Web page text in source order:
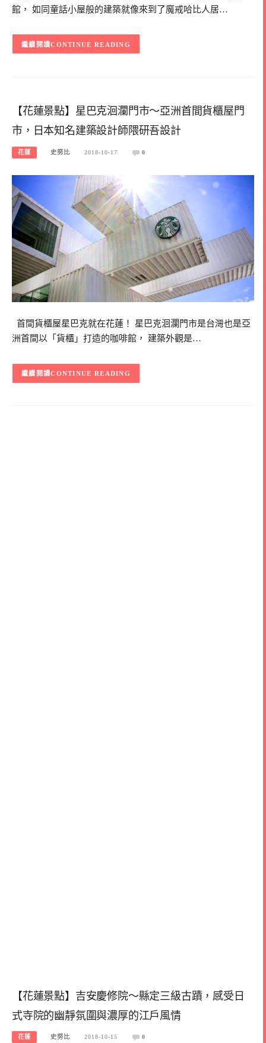
館， 如同童話小屋般的建築就像來到了魔戒哈比人居…
CONTINUE READING
【花蓮景點】星巴克洄瀾門市～亞洲首間貨櫃屋門
市，日本知名建築設計師隈研吾設計
花蓮 史努比 2018-10-17 0
首間貨櫃屋星巴克就在花蓮！ 星巴克洄瀾門市是台灣也是亞
洲首間以「貨櫃」打造的咖啡館， 建築外觀是…
CONTINUE READING
【花蓮景點】吉安慶修院～縣定三級古蹟，感受日
式寺院的幽靜氛圍與濃厚的江戶風情
花蓮 史努比 2018-10-15 0